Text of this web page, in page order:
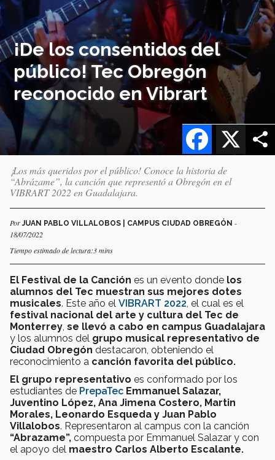
¡De los consentidos del
público! Tec Obregón
reconocido en Vibrart
X
Facebook
¡Los más queridos por el público! Conoce la historia de
“Abrázame”, la canción que representó a Obregón en el
VIBRART 2022 en Guadalajara.
PorJUAN PABLO VILLALOBOS | CAMPUS CIUDAD OBREGÓN -
18/07/2022
Tiempo estimado de lectura:3 mins
El Festival de la Canción es un evento donde los
alumnos del Tec muestran sus mejores dotes
musicales. Este año el VIBRART 2022 , el cual es el
festival nacional del arte y cultura del Tec de
Monterrey se llevó a cabo en campus Guadalajara
y los alumnos del grupo musical representativo de
Ciudad Obregón destacaron, obteniendo el
reconocimiento a canción favorita del público.
El grupo representativo es conformado por los
estudiantes de PrepaTec Emmanuel Salazar,
Juventino López, Ana Jimena Costero, Martin
Morales, Leonardo Esqueda y Juan Pablo
Villalobos. Representaron al campus con la canción
“Abrazame”, compuesta por Emmanuel Salazar y con
el apoyo del maestro Carlos Alberto Escalante.